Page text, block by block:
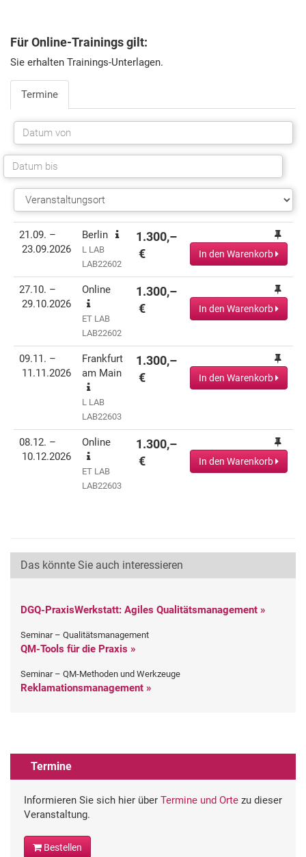
Für Online-Trainings gilt:
Sie erhalten Trainings-Unterlagen.
Termine
Termin(e) Informationen Preis
21.09. –
23.09.2026
Berlin
L LAB
LAB22602
1.300,–
€
In den Warenkorb
27.10. –
29.10.2026
Online
ET LAB
LAB22602
1.300,–
€
In den Warenkorb
09.11. –
11.11.2026
Frankfurt
am Main
L LAB
LAB22603
1.300,–
€
In den Warenkorb
08.12. –
10.12.2026
Online
ET LAB
LAB22603
1.300,–
€
In den Warenkorb
Das könnte Sie auch interessieren
DGQ-PraxisWerkstatt: Agiles Qualitätsmanagement »
Seminar – Qualitätsmanagement
QM-Tools für die Praxis »
Seminar – QM-Methoden und Werkzeuge
Reklamationsmanagement »
Termine
Informieren Sie sich hier über Termine und Orte zu dieser
Veranstaltung.
Bestellen